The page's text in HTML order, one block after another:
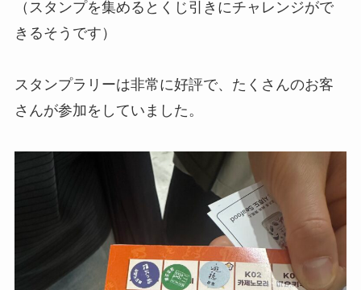
（スタンプを集めるとくじ引きにチャレンジがで
きるそうです）
スタンプラリーは非常に好評で、たくさんのお客
さんが参加をしていました。